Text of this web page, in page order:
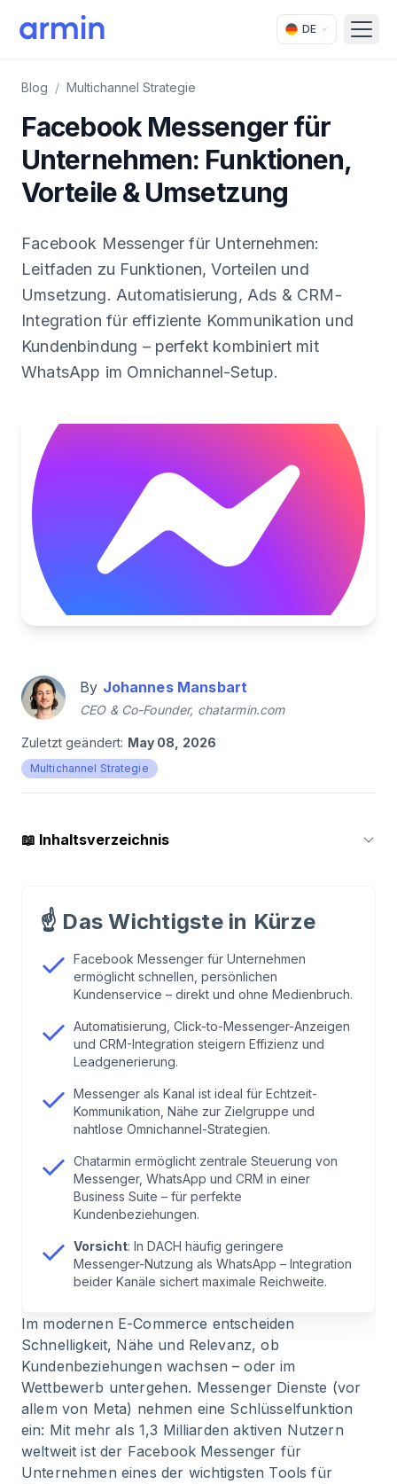
DE
Blog / Multichannel Strategie
Facebook Messenger für
Unternehmen: Funktionen,
Vorteile & Umsetzung
Facebook Messenger für Unternehmen:
Leitfaden zu Funktionen, Vorteilen und
Umsetzung. Automatisierung, Ads & CRM-
Integration für effiziente Kommunikation und
Kundenbindung – perfekt kombiniert mit
WhatsApp im Omnichannel-Setup.
By Johannes Mansbart
CEO & Co-Founder, chatarmin.com
Zuletzt geändert: May 08, 2026
Multichannel Strategie
📖 Inhaltsverzeichnis
Unternehmen?
. Die wichtigsten Funktionen des Messenger
Business Chat
.Vorteile des Facebook Messenger für
Unternehmen
.Business Messenger versus privater
Messenger – die wichtigsten Unterschiede
.Facebook Messenger im Alltag: Use Cases &
Best Practices
Einschränkungen & Herausforderungen –
Facebook Messenger im DACH-Raum
Vergleich mit WhatsApp Business API
8.So startest du mit dem Facebook Messenger
als Business Chat
9. Chatarmin: Omnichannel-Kommunikation
einfach gemacht
☝️ Das Wichtigste in Kürze
Facebook Messenger für Unternehmen
ermöglicht schnellen, persönlichen
Kundenservice – direkt und ohne Medienbruch.
Automatisierung, Click-to-Messenger-Anzeigen
und CRM-Integration steigern Effizienz und
Leadgenerierung.
Messenger als Kanal ist ideal für Echtzeit-
Kommunikation, Nähe zur Zielgruppe und
nahtlose Omnichannel-Strategien.
Chatarmin ermöglicht zentrale Steuerung von
Messenger, WhatsApp und CRM in einer
Business Suite – für perfekte
Kundenbeziehungen.
Vorsicht: In DACH häufig geringere
Messenger-Nutzung als WhatsApp – Integration
beider Kanäle sichert maximale Reichweite.
Im modernen E-Commerce entscheiden
Schnelligkeit, Nähe und Relevanz, ob
Kundenbeziehungen wachsen – oder im
Wettbewerb untergehen. Messenger Dienste (vor
allem von Meta) nehmen eine Schlüsselfunktion
ein: Mit mehr als 1,3 Milliarden aktiven Nutzern
weltweit ist der Facebook Messenger für
Unternehmen eines der wichtigsten Tools für